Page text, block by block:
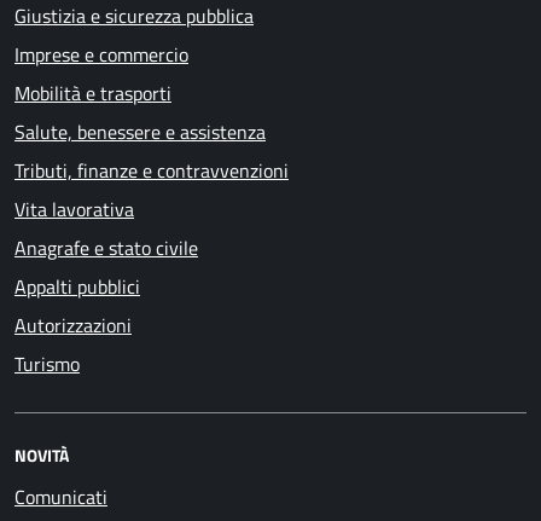
Giustizia e sicurezza pubblica
Imprese e commercio
Mobilità e trasporti
Salute, benessere e assistenza
Tributi, finanze e contravvenzioni
Vita lavorativa
Anagrafe e stato civile
Appalti pubblici
Autorizzazioni
Turismo
NOVITÀ
Comunicati